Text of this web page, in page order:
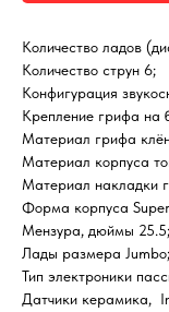
Количество ладов
Количество струн 6;
Конфигурация
Крепление грифа на
Материал грифа
Материал корпуса
Материал накладки
Форма корпуса
Мензура, дюймы 25.5;
Лады размера Jumbo;
Тип электроники
Датчики керамика,